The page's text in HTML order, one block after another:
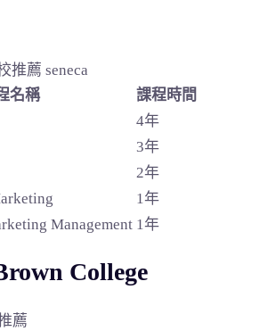
名稱
課程時間
4年
3年
2年
1年
Management 1年
College
薦